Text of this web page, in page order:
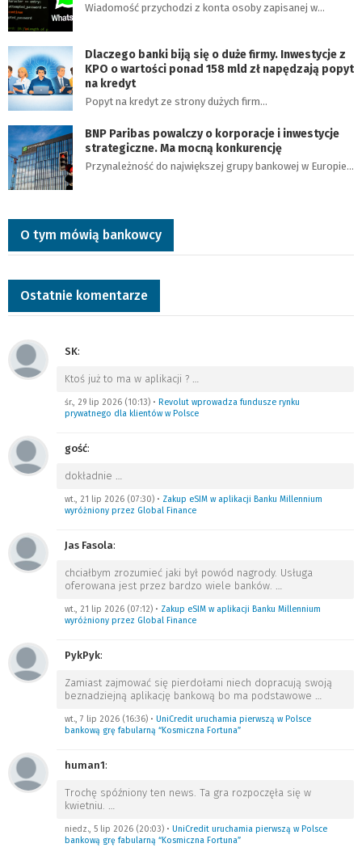
Wiadomość przychodzi z konta osoby zapisanej w…
Dlaczego banki biją się o duże firmy. Inwestycje z
KPO o wartości ponad 158 mld zł napędzają popyt
na kredyt
Popyt na kredyt ze strony dużych firm…
BNP Paribas powalczy o korporacje i inwestycje
strategiczne. Ma mocną konkurencję
Przynależność do największej grupy bankowej w Europie…
O tym mówią bankowcy
Ostatnie komentarze
SK:
Ktoś już to ma w aplikacji ? …
śr., 29 lip 2026 (10:13) • Revolut wprowadza fundusze rynku
prywatnego dla klientów w Polsce
gość:
dokładnie …
wt., 21 lip 2026 (07:30) • Zakup eSIM w aplikacji Banku Millennium
wyróżniony przez Global Finance
Jas Fasola:
chciałbym zrozumieć jaki był powód nagrody. Usługa
oferowana jest przez bardzo wiele banków. …
wt., 21 lip 2026 (07:12) • Zakup eSIM w aplikacji Banku Millennium
wyróżniony przez Global Finance
PykPyk:
Zamiast zajmować się pierdołami niech dopracują swoją
beznadziejną aplikację bankową bo ma podstawowe …
wt., 7 lip 2026 (16:36) • UniCredit uruchamia pierwszą w Polsce
bankową grę fabularną “Kosmiczna Fortuna”
human1:
Trochę spóźniony ten news. Ta gra rozpoczęła się w
kwietniu. …
niedz., 5 lip 2026 (20:03) • UniCredit uruchamia pierwszą w Polsce
bankową grę fabularną “Kosmiczna Fortuna”